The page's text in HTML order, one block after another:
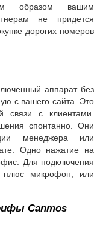
образом вашим
не придется
дорогих номеров
аппарат без
с вашего сайта. Это
связи с клиентами.
спонтанно. Они
менеджера или
Одно нажатие на
Для подключения
плюс микрофон, или
Canmos